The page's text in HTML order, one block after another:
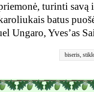
turinti savą
batus
Ungaro, Yves’as
biseris,